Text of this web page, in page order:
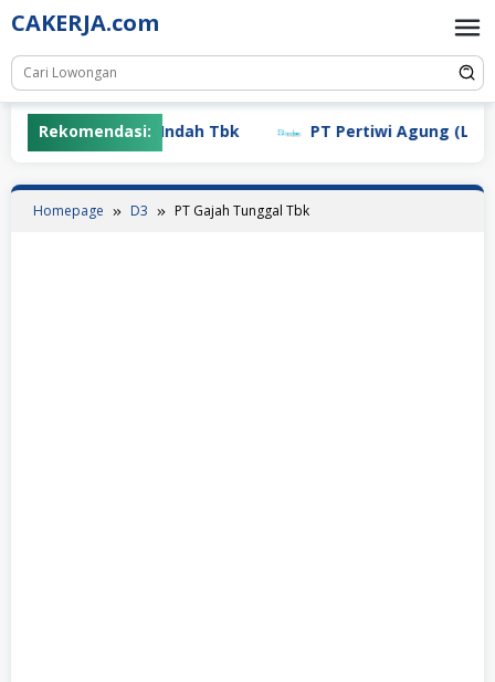
Skip
to
content
CAKERJA.com
Rekomendasi:
PT Mayora Indah Tbk PT Pertiwi Agung
Homepage D3 PT Gajah Tunggal Tbk